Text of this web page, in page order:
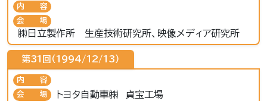
内容
会場
㈱日立製作所 生産技術研究所、映像メディア研究所
第31回（1994/12/13）
内容
会場
トヨタ自動車㈱ 貞宝工場